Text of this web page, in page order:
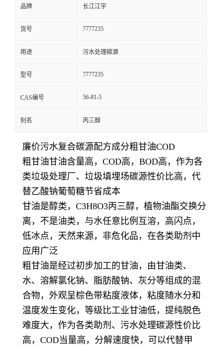
品牌 长江江宇
货号 7777235
用途 污水处理碳源
型号 7777235
CAS编号 56-81-5
别名 丙三醇
廉价污水复合碳源配方成分粗甘油COD
粗甘油甘油含量高，COD高，BOD高，作为各
类垃圾处理厂、垃圾填埋场碳源性价比高，代
替乙酸钠葡萄糖节省成本
甘油是醇类，C3H8O3丙三醇，植物油酯交换分
离，不是油类，与水任意比例互溶，高闪点，
低冰点，天然来源，非危化品，在各类助剂中
应用广泛
粗甘油是经过初步加工的甘油，由甘油类、
水、溶解氯化钠、脂肪酸钠、灰分等组成的混
合物，外观呈棕色带粘度液体，粘度随水分和
温度发生变化，等级比工业甘油低，提纯脱色
难度大，作为各类助剂、污水处理碳源性价比
高，COD当量高，分解速度快，可以代替甲